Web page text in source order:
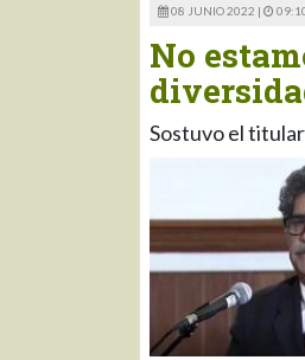
08 JUNIO 2022 |
No
Sostuvo el